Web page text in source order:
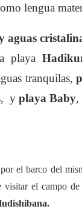
lengua
aguas
playa
tranquilas,
y playa Baby,
el barco del
visitar el campo